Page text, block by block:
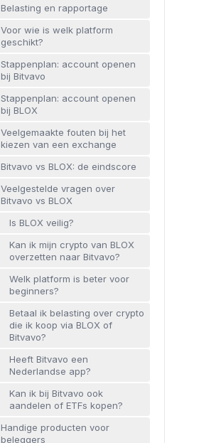
Belasting en rapportage
Voor wie is welk platform
geschikt?
Stappenplan: account openen
bij Bitvavo
Stappenplan: account openen
bij BLOX
Veelgemaakte fouten bij het
kiezen van een exchange
Bitvavo vs BLOX: de eindscore
Veelgestelde vragen over
Bitvavo vs BLOX
Is BLOX veilig?
Kan ik mijn crypto van BLOX
overzetten naar Bitvavo?
Welk platform is beter voor
beginners?
Betaal ik belasting over crypto
die ik koop via BLOX of
Bitvavo?
Heeft Bitvavo een
Nederlandse app?
Kan ik bij Bitvavo ook
aandelen of ETFs kopen?
Handige producten voor
beleggers